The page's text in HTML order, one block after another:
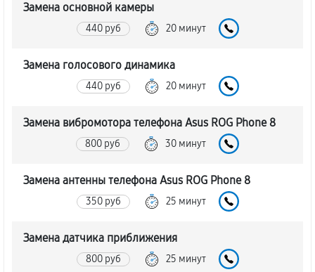
Замена основной камеры
440 руб 20 минут
Замена голосового динамика
440 руб 20 минут
Замена вибромотора телефона Asus ROG Phone 8
800 руб 30 минут
Замена антенны телефона Asus ROG Phone 8
350 руб 25 минут
Замена датчика приближения
800 руб 25 минут